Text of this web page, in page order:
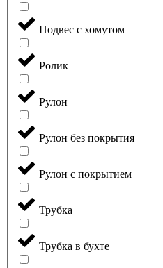
Подвес с хомутом
Ролик
Рулон
Рулон без покрытия
Рулон с покрытием
Трубка
Трубка в бухте